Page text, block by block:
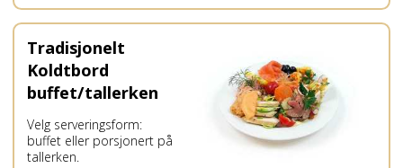
Tradisjonelt
Koldtbord
buffet/tallerken
Velg serveringsform:
buffet eller porsjonert på
tallerken.